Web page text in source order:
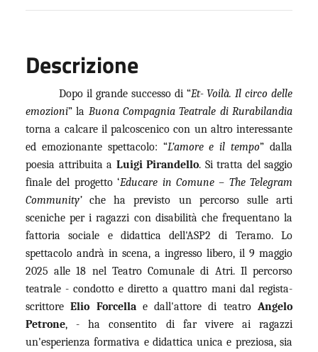
Descrizione
Dopo il grande successo di “Et- Voilà. Il circo delle
emozioni” la Buona Compagnia Teatrale di Rurabilandia
torna a calcare il palcoscenico con un altro interessante
ed emozionante spettacolo: “L’amore e il tempo” dalla
poesia attribuita a Luigi Pirandello. Si tratta del saggio
finale del progetto ‘Educare in Comune – The Telegram
Community’che ha previsto un percorso sulle arti
sceniche per i ragazzi con disabilità che frequentano la
fattoria sociale e didattica dell'ASP2 di Teramo. Lo
spettacolo andrà in scena, a ingresso libero, il 9 maggio
2025 alle 18 nel Teatro Comunale di Atri. Il percorso
teatrale - condotto e diretto a quattro mani dal regista-
scrittoreElio Forcellae dall'attore di teatroAngelo
Petrone, - ha consentito di far vivere ai ragazzi
un'esperienza formativa e didattica unica e preziosa, sia